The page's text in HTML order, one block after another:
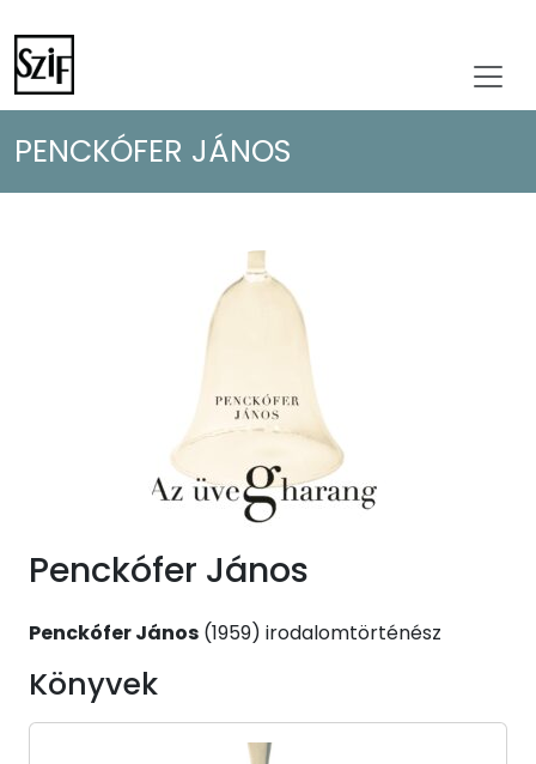
PENCKÓFER JÁNOS
Penckófer János
Penckófer János (1959) irodalomtörténész
Könyvek